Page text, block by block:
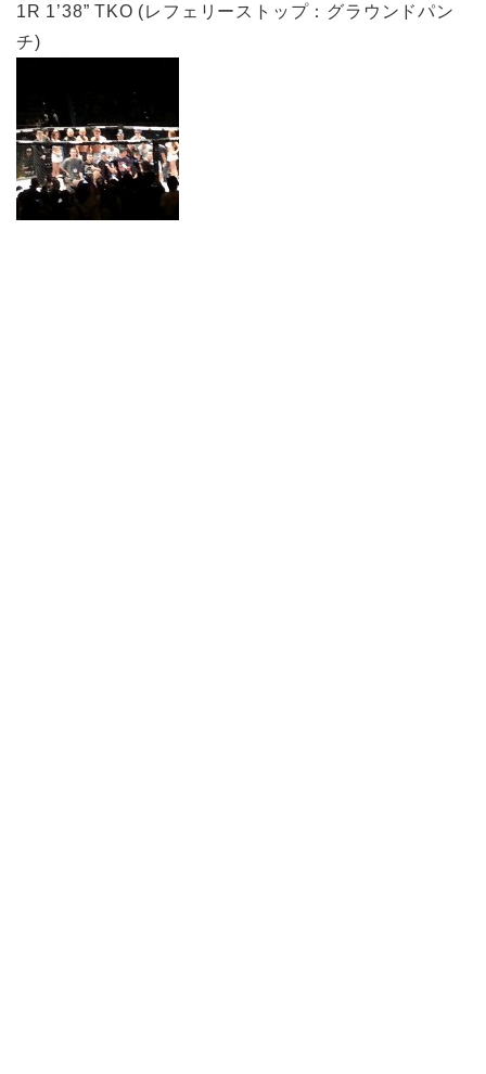
1R 1’38” TKO (レフェリーストップ：グラウンドパン
チ)